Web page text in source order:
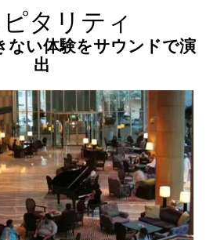
タリティ
ない体験をサウンドで演
出